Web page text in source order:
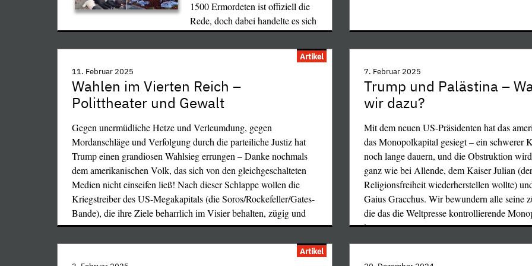
doch wurden die Provokateure weder aus der Partei
ausgeschlossen noch wenigstens massiv gemaßregelt.
unterstellte Deutschland war eine Diskriminierung, denn eine
Aggressionsgefahr ging von dem militärisch unbedeutend
gewordenen Land nicht mehr mehr aus. Aber erstens wäre eine
Atombewaffnung nur für die gesamte EU sinnvoll (um eine
Verteidigungsmöglichkeit gegen eine wieder an die Soros-Bande
zurückgefallene USA zu besitzen, wenn eine starke EU eines
Tages den Westblock verlassen möchte, andere Feinde bedrohen
wäre der Sinn einer Atombewaffnung Deutschlands, d.h. des
gerade kriegsgeilsten und frontnächsten Teils Europas, der in
Rumänien dokumentiert, bei denen einerseits
Präsidentschaftskandidatur Diana Şoşoacăs
Wahlkommission offen mit der rein
natürlich unzulässigen Begründung
der NATO und der EU dürfe nicht
werden, andererseits die daraufhin ohne
stattgefundene Wahl annulliert wurde, weil
den meisten Stimmen gewählte
vorher weitgehend unbekannte Călin
hauptsächliche Forderung der sofortige
der Ukraine war, auch nicht in die vom US-
EU-Politik paßt. Die Stichwahl zwischen
dem abwegigen und dazu erlogenen
1500 Ermordeten ist offiziell die
Rede, doch dabei handelte es sich
…
Artikel
11. Februar 2025
Wahlen im Vierten Reich –
Polittheater und Gewalt
Gegen unermüdliche Hetze und Verleumdung, gegen
Mordanschläge und Verfolgung durch die parteiliche Justiz hat
Trump einen grandiosen Wahlsieg errungen – Danke nochmals
dem amerikanischen Volk, das sich von den gleichgeschalteten
Medien nicht einseifen ließ! Nach dieser Schlappe wollen die
Kriegstreiber des US-Megakapitals (die Soros/Rockefeller/Gates-
Bande), die ihre Ziele beharrlich im Visier behalten, zügig und
…
7. Februar 2025
Trump und Palästina –
wir dazu?
Mit dem neuen US-Präsidenten hat das
das Monopolkapital gesiegt – ein schwerer
noch lange dauern, und die Obstruktion
ganz wie bei Allende, dem Kaiser Julian
Religionsfreiheit wiederherstellen wollte)
Gaius Gracchus. Wir bewundern alle seine
die das die Weltpresse kontrollierende
lassen.…
Artikel